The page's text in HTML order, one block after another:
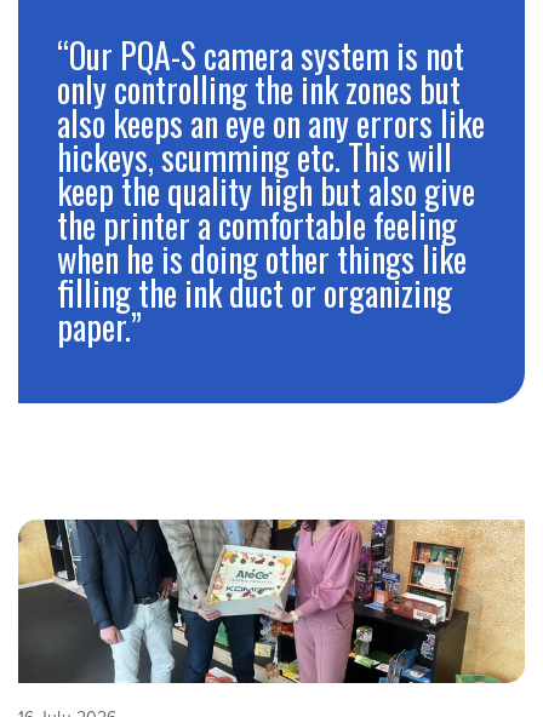
“Our PQA-S camera system is not
only controlling the ink zones but
also keeps an eye on any errors like
hickeys, scumming etc. This will
keep the quality high but also give
the printer a comfortable feeling
when he is doing other things like
filling the ink duct or organizing
paper.”